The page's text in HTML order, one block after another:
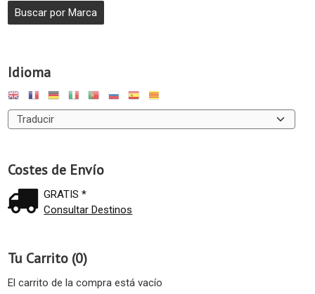
Idioma
Costes de Envío
GRATIS *
Consultar Destinos
Tu Carrito (0)
El carrito de la compra está vacío